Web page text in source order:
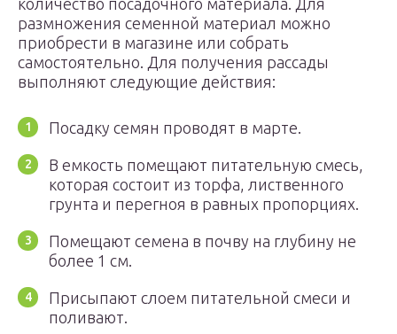
количество посадочного материала. Для
размножения семенной материал можно
приобрести в магазине или собрать
самостоятельно. Для получения рассады
выполняют следующие действия:
Посадку семян проводят в марте.
В емкость помещают питательную смесь,
которая состоит из торфа, лиственного
грунта и перегноя в равных пропорциях.
Помещают семена в почву на глубину не
более 1 см.
Присыпают слоем питательной смеси и
поливают.